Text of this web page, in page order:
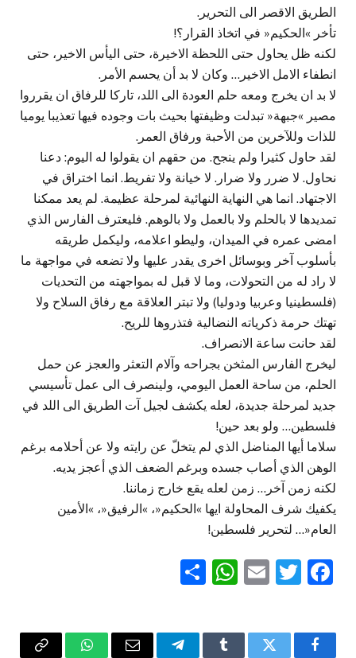
الطريق الاقصر الى التحرير.
تأخر »الحكيم« في اتخاذ القرار؟!
لكنه ظل يحاول حتى اللحظة الاخيرة، حتى اليأس الاخير، حتى
انطفاء الامل الاخير… وكان لا بد أن يحسم الأمر.
لا بد ان يخرج ومعه حلم العودة الى اللد، تاركا للرفاق ان يقرروا
مصير »جبهة« تبدلت وظيفتها بحيث بات وجوده فيها تعذيبا يوميا
للذات وللآخرين من الأحبة ورفاق العمر.
لقد حاول كثيرا ولم ينجح. من حقهم ان يقولوا له اليوم: دعنا
نحاول. لا ضرر ولا ضرار. لا خيانة ولا تفريط. انما اختراق في
الاجتهاد. انما هي النهاية النهائية لمرحلة عظيمة. لم يعد ممكنا
تمديدها لا بالحلم ولا بالعمل ولا بالوهم. فليعترف الفارس الذي
امضى عمره في الميدان، وليطو اعلامه، وليكمل طريقه
بأسلوب آخر وبوسائل اخرى يقدر عليها ولا تضعه في مواجهة ما
لا راد له من التحولات، وما لا قبل له بمواجهته من التحديات
(فلسطينيا وعربيا ودوليا) ولا تبتر العلاقة مع رفاق السلاح ولا
تهتك حرمة ذكرياته النضالية فتذروها للريح.
لقد حانت ساعة الانصراف.
ليخرج الفارس المثخن بجراحه وآلام التعثر والعجز عن حمل
الحلم، من ساحة العمل اليومي، ولينصرف الى عمل تأسيسي
جديد لمرحلة جديدة، لعله يكشف لجيل آت الطريق الى اللد في
فلسطين… ولو بعد حين!
سلاما أيها المناضل الذي لم يتخلّ عن رايته ولا عن أحلامه برغم
الوهن الذي أصاب جسده وبرغم الضعف الذي أعجز يديه.
لكنه زمن آخر… زمن لعله يقع خارج زماننا.
يكفيك شرف المحاولة ايها »الحكيم«، »الرفيق«، »الأمين
العام«… لتحرير فلسطين!
Facebook
Twitter
Email
WhatsApp